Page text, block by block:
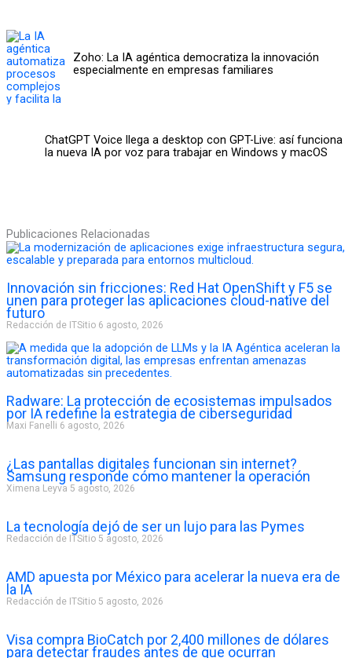
Zoho: La IA agéntica democratiza la innovación
especialmente en empresas familiares
ChatGPT Voice llega a desktop con GPT-Live: así funciona
la nueva IA por voz para trabajar en Windows y macOS
Publicaciones Relacionadas
Innovación sin fricciones: Red Hat OpenShift y F5 se
unen para proteger las aplicaciones cloud-native del
futuro
Redacción de ITSitio 6 agosto, 2026
Radware: La protección de ecosistemas impulsados
por IA redefine la estrategia de ciberseguridad
Maxi Fanelli 6 agosto, 2026
¿Las pantallas digitales funcionan sin internet?
Samsung responde cómo mantener la operación
Ximena Leyva 5 agosto, 2026
La tecnología dejó de ser un lujo para las Pymes
Redacción de ITSitio 5 agosto, 2026
AMD apuesta por México para acelerar la nueva era de
la IA
Redacción de ITSitio 5 agosto, 2026
Visa compra BioCatch por 2,400 millones de dólares
para detectar fraudes antes de que ocurran